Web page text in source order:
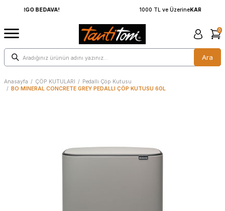
KARGO BEDAVA!
Ara
0
Anasayfa / ÇÖP KUTULARI / Pedallı Çöp Kutusu
/ BO MINERAL CONCRETE GREY PEDALLI ÇÖP KUTUSU 60L